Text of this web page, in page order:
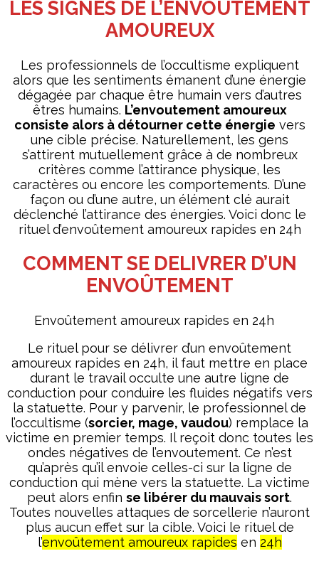
LES SIGNES DE L’ENVOUTEMENT
AMOUREUX
Les professionnels de l’occultisme expliquent
alors que les sentiments émanent d’une énergie
dégagée par chaque être humain vers d’autres
êtres humains. L’envoutement amoureux
consiste alors à détourner cette énergie vers
une cible précise. Naturellement, les gens
s’attirent mutuellement grâce à de nombreux
critères comme l’attirance physique, les
caractères ou encore les comportements. D’une
façon ou d’une autre, un élément clé aurait
déclenché l’attirance des énergies. Voici donc le
rituel d’envoûtement amoureux rapides en 24h
COMMENT SE DELIVRER D’UN
ENVOÛTEMENT
Envoûtement amoureux rapides en 24h
Le rituel pour se délivrer d’un envoûtement
amoureux rapides en 24h, il faut mettre en place
durant le travail occulte une autre ligne de
conduction pour conduire les fluides négatifs vers
la statuette. Pour y parvenir, le professionnel de
l’occultisme (sorcier, mage, vaudou) remplace la
victime en premier temps. Il reçoit donc toutes les
ondes négatives de l’envoutement. Ce n’est
qu’après qu’il envoie celles-ci sur la ligne de
conduction qui mène vers la statuette. La victime
peut alors enfin se libérer du mauvais sort.
Toutes nouvelles attaques de sorcellerie n’auront
plus aucun effet sur la cible. Voici le rituel de
l’envoûtement amoureux rapides en 24h